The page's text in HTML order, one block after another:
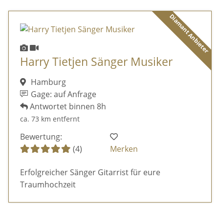
Diamant Anbieter
Harry Tietjen Sänger Musiker
Hamburg
Gage: auf Anfrage
Antwortet binnen 8h
ca. 73 km entfernt
Bewertung:
(4)
Merken
Erfolgreicher Sänger Gitarrist für eure
Traumhochzeit